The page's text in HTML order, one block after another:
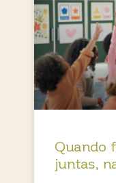
Quando
juntas,